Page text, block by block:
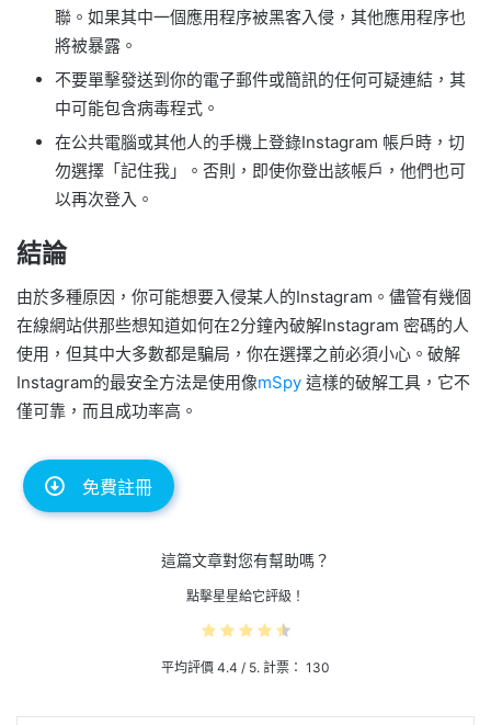
聯。如果其中一個應用程序被黑客入侵，其他應用程序也
將被暴露。
不要單擊發送到你的電子郵件或簡訊的任何可疑連結，其
中可能包含病毒程式。
在公共電腦或其他人的手機上登錄Instagram 帳戶時，切
勿選擇「記住我」。否則，即使你登出該帳戶，他們也可
以再次登入。
結論
由於多種原因，你可能想要入侵某人的Instagram。儘管有幾個
在線網站供那些想知道如何在2分鐘內破解Instagram 密碼的人
使用，但其中大多數都是騙局，你在選擇之前必須小心。破解
Instagram的最安全方法是使用像mSpy 這樣的破解工具，它不
僅可靠，而且成功率高。
免費註冊
這篇文章對您有幫助嗎？
點擊星星給它評級！
平均評價 4.4 / 5. 計票： 130